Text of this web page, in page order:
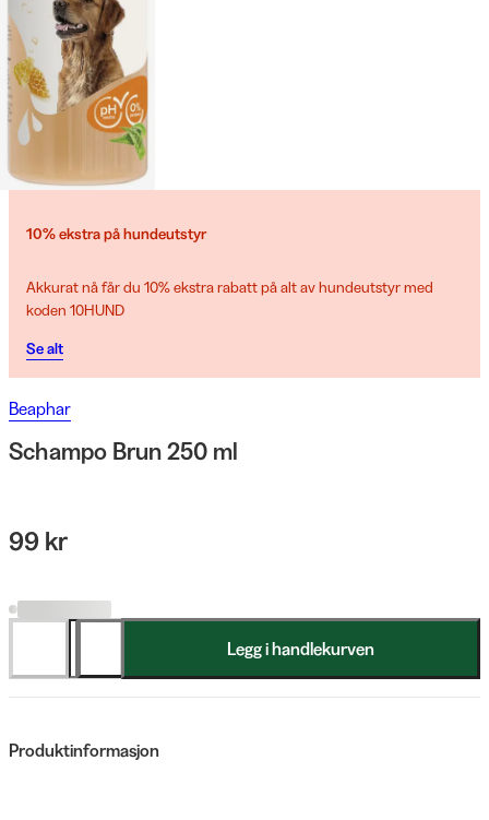
10% ekstra på hundeutstyr
Akkurat nå får du 10% ekstra rabatt på alt av hundeutstyr med
koden 10HUND
Se alt
Beaphar
Schampo Brun 250 ml
99 kr
Legg i handlekurven
Produktinformasjon